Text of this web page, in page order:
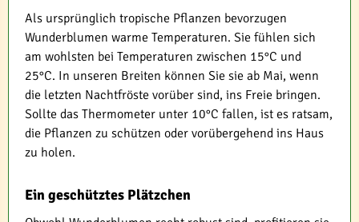
Als ursprünglich tropische Pflanzen bevorzugen
Wunderblumen warme Temperaturen. Sie fühlen sich
am wohlsten bei Temperaturen zwischen 15°C und
25°C. In unseren Breiten können Sie sie ab Mai, wenn
die letzten Nachtfröste vorüber sind, ins Freie bringen.
Sollte das Thermometer unter 10°C fallen, ist es ratsam,
die Pflanzen zu schützen oder vorübergehend ins Haus
zu holen.
Ein geschütztes Plätzchen